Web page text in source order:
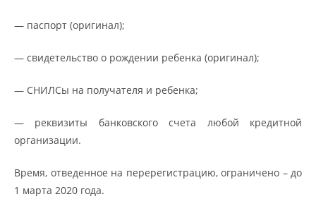
— паспорт (оригинал);
— свидетельство о рождении ребенка (оригинал);
— СНИЛСы на получателя и ребенка;
— реквизиты банковского счета любой кредитной
организации.
Время, отведенное на перерегистрацию, ограничено – до
1 марта 2020 года.